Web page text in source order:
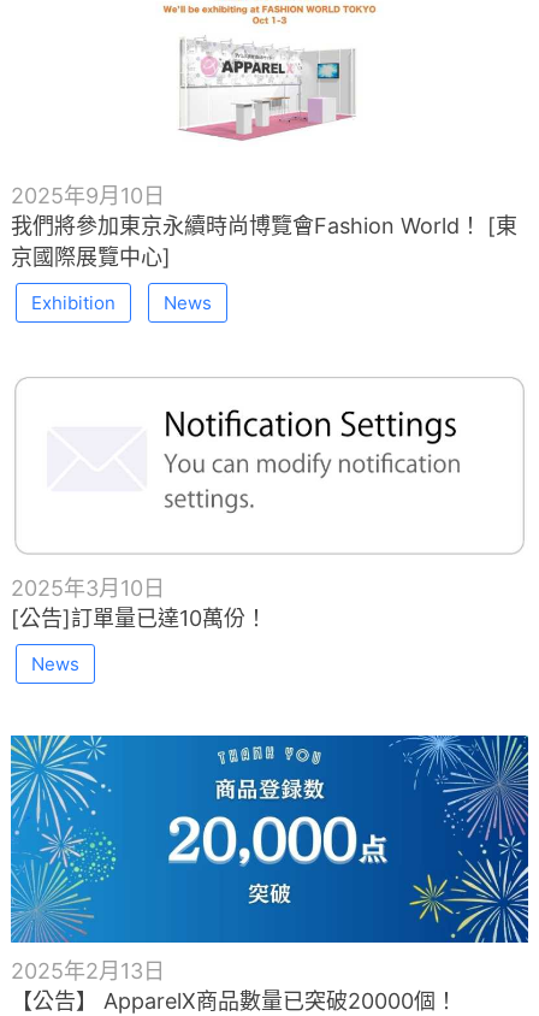
2025年9月10日
我們將參加東京永續時尚博覽會Fashion World！ [東
京國際展覽中心]
Exhibition News
2025年3月10日
[公告]訂單量已達10萬份！
News
2025年2月13日
【公告】 ApparelX商品數量已突破20000個！